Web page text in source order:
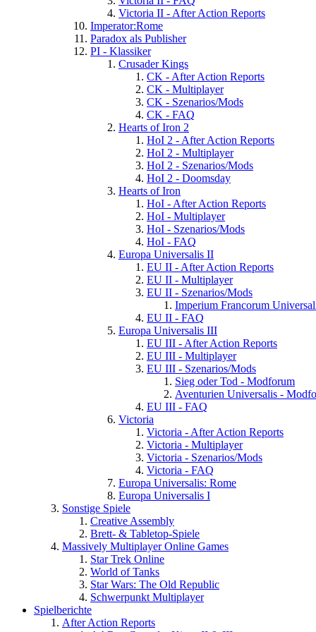
Victoria II - After Action Reports
Imperator:Rome
Paradox als Publisher
PI - Klassiker
Crusader Kings
CK - After Action Reports
CK - Multiplayer
CK - Szenarios/Mods
CK - FAQ
Hearts of Iron 2
HoI 2 - After Action Reports
HoI 2 - Multiplayer
HoI 2 - Szenarios/Mods
HoI 2 - Doomsday
Hearts of Iron
HoI - After Action Reports
HoI - Multiplayer
HoI - Szenarios/Mods
HoI - FAQ
Europa Universalis II
EU II - After Action Reports
EU II - Multiplayer
EU II - Szenarios/Mods
Imperium Francorum
EU II - FAQ
Europa Universalis III
EU III - After Action Reports
EU III - Multiplayer
EU III - Szenarios/Mods
Sieg oder Tod - Modforum
Aventurien Universalis -
EU III - FAQ
Victoria
Victoria - After Action Reports
Victoria - Multiplayer
Victoria - Szenarios/Mods
Victoria - FAQ
Europa Universalis: Rome
Europa Universalis I
Sonstige Spiele
Creative Assembly
Brett- & Tabletop-Spiele
Massively Multiplayer Online Games
Star Trek Online
World of Tanks
Star Wars: The Old Republic
Schwerpunkt Multiplayer
Spielberichte
After Action Reports